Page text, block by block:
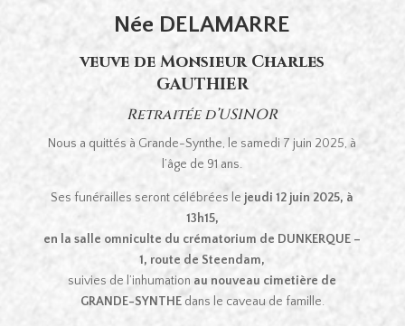
Née DELAMARRE
veuve de Monsieur Charles
GAUTHIER
Retraitée d’USINOR
Nous a quittés à Grande-Synthe, le samedi 7 juin 2025, à
l’âge de 91 ans.
Ses funérailles seront célébrées le jeudi 12 juin 2025, à
13h15,
en la salle omniculte du crématorium de DUNKERQUE –
1, route de Steendam,
suivies de l’inhumation au nouveau cimetière de
GRANDE-SYNTHE dans le caveau de famille.